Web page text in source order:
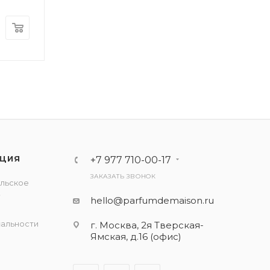
+7 977 710-00-17
ЗАКАЗАТЬ ЗВОНОК
hello@parfumdemaison.ru
г. Москва, 2я Тверская-
Ямская, д.16 (офис)